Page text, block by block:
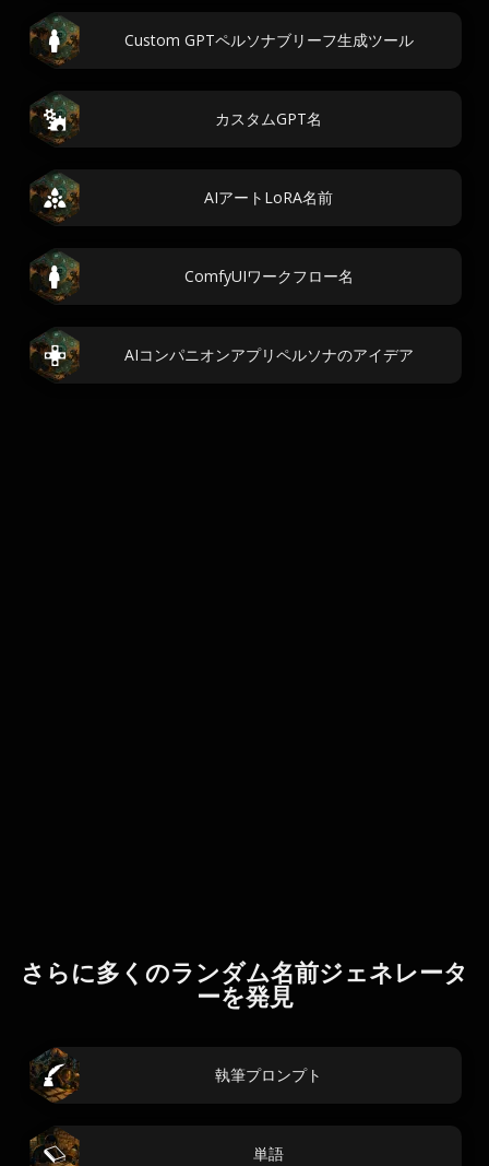
Custom GPTペルソナブリーフ生成ツール
カスタムGPT名
AIアートLoRA名前
ComfyUIワークフロー名
AIコンパニオンアプリペルソナのアイデア
さらに多くのランダム名前ジェネレータ
ーを発見
執筆プロンプト
単語